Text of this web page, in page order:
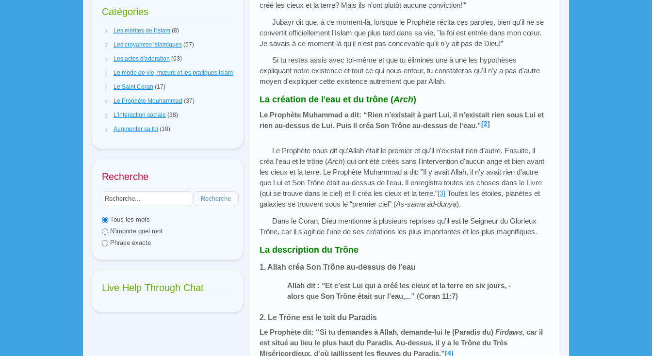
Catégories
Les mérites de l'islam (8)
Les croyances islamiques (57)
Les actes d'adoration (63)
Le mode de vie, mœurs et les pratiques islamiques
Le Saint Coran (17)
Le Prophète Mouhammad (37)
L'interaction sociale (38)
Augmenter sa foi (18)
Recherche
Recherche
Tous les mots
N'importe quel mot
Phrase exacte
Live Help Through Chat
créé les cieux et la terre? Mais ils n’ont plutôt aucune conviction!’”
Jubayr dit que, à ce moment-là, lorsque le Prophète récita ces paroles, bien qu'il ne se
convertit officiellement l'Islam que plus tard dans sa vie, "la foi est entrée dans mon cœur.
Je savais à ce moment-là qu'il n'est pas concevable qu'il n'y ait pas de Dieu!”
Si tu restes assis avec toi-même et que tu élimines une à une les hypothèses
expliquant notre existence et tout ce qui nous entour, tu constateras qu'il n'y a pas d'autre
moyen d'expliquer cette existence autrement que par Allah.
La création de l'eau et du trône (Arch)
Le Prophète Muhammad a dit: “Rien n’existait à part Lui, il n’existait rien sous Lui et
rien au-dessus de Lui. Puis Il créa Son Trône au-dessus de l'eau.”[2]
Le Prophète nous dit qu’Allah était le premier et qu'il n'existait rien d’autre. Ensuite, il
créa l'eau et le trône (Arch) qui ont été créés sans l'intervention d'aucun ange et bien avant
les cieux et la terre. Le Prophète Muhammad a dit: "Il y avait Allah, il n'y avait rien d'autre
que Lui et Son Trône était au-dessus de l'eau. Il enregistra toutes les choses dans le Livre
(qui se trouve dans le ciel) et Il créa les cieux et la terre.”[3] Toutes les étoiles, planètes et
galaxies se trouvent sous le “premier ciel” (As-sama ad-dunya).
Dans le Coran, Dieu mentionne à plusieurs reprises qu'il est le Seigneur du Glorieux
Trône, car il s'agit de l'une de ses créations les plus importantes et les plus magnifiques.
La description du Trône
1. Allah créa Son Trône au-dessus de l'eau
Allah dit : "Et c’est Lui qui a créé les cieux et la terre en six jours, -
alors que Son Trône était sur l’eau,...” (Coran 11:7)
2. Le Trône est le toit du Paradis
Le Prophète dit: “Si tu demandes à Allah, demande-lui le (Paradis du) Firdaws, car il
est situé au lieu le plus haut du Paradis. Au-dessus, il y a le Trône du Très
Miséricordieux, d'où jaillissent les fleuves du Paradis.”[4]